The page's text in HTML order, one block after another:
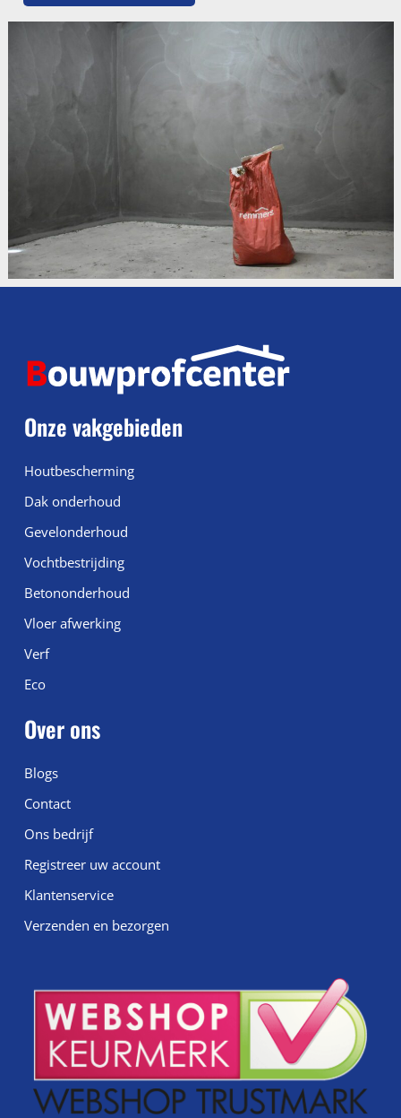
Onze vakgebieden
Houtbescherming
Dak onderhoud
Gevelonderhoud
Vochtbestrijding
Betononderhoud
Vloer afwerking
Verf
Eco
Over ons
Blogs
Contact
Ons bedrijf
Registreer uw account
Klantenservice
Verzenden en bezorgen